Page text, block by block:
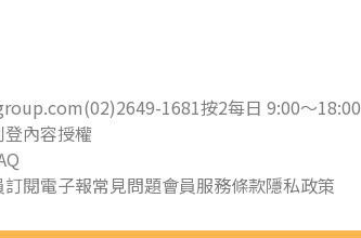
(02)2649-1681按2每日 9:00～18:00
登內容授權
訂閱電子報常見問題會員服務條款隱私政策